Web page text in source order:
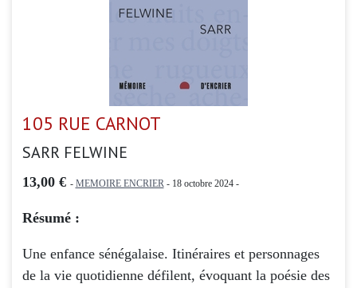
105 RUE CARNOT
SARR FELWINE
13,00 € - MEMOIRE ENCRIER- 18 octobre 2024 -
Résumé :
Une enfance sénégalaise. Itinéraires et personnages
de la vie quotidienne défilent, évoquant la poésie des